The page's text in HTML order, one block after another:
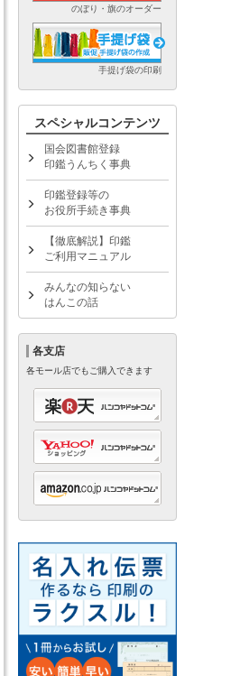
のぼり・旗のオーダー
手提げ袋の印刷
スペシャルコンテンツ
国会図書館登録
印鑑うんちく事典
印鑑登録等の
お役所手続き事典
【徹底解説】印鑑
ご利用マニュアル
みんなの知らない
はんこの話
各支店
各モール店でもご購入できます